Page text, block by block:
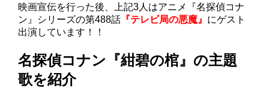
映画宣伝を行った後、上記3人はアニメ『名探偵コナ
ン』シリーズの第488話 『テレビ局の悪魔』 にゲスト
出演しています！！
名探偵コナン『紺碧の棺』の主題
歌を紹介